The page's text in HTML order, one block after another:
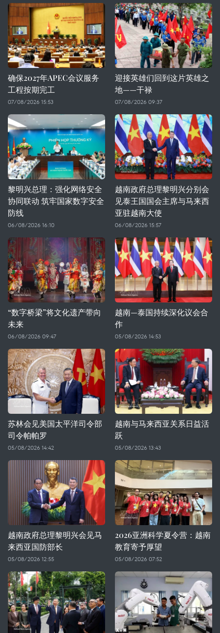
确保2027年APEC会议服务
工程按期完工
07/08/2026 15:53
迎接英雄们回到这片英雄之
地——干禄
07/08/2026 09:37
黎明兴总理：强化网络安全
协同联动 筑牢国家数字安全
防线
06/08/2026 16:10
越南政府总理黎明兴分别会
见泰王国国会主席与马来西
亚驻越南大使
06/08/2026 15:57
“数字桥梁”将文化遗产带向
未来
06/08/2026 09:47
越南—泰国持续深化议会合
作
05/08/2026 14:53
苏林会见美国太平洋司令部
司令帕帕罗
05/08/2026 14:42
越南与马来西亚关系日益活
跃
05/08/2026 13:43
越南政府总理黎明兴会见马
来西亚国防部长
05/08/2026 12:55
2026亚洲科学夏令营：越南
教育寄予厚望
05/08/2026 07:52